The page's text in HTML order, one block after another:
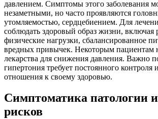
давлением. Симптомы этого заболевания
незаметными, но часто проявляются
утомляемостью, сердцебиением. Для
соблюдать здоровый образ жизни, включая
физические нагрузки, сбалансированное
вредных привычек. Некоторым пациентам
лекарства для снижения давления. Важно
гипертония требует постоянного контроля
отношения к своему здоровью.
Симптоматика патологии
рисков